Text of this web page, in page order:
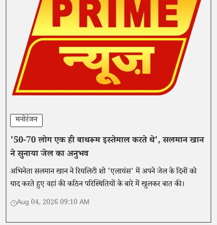
मनोरंजन
'50-70 लोग एक ही बाथरूम इस्तेमाल करते थे', सलमान खान
ने सुनाया जेल का अनुभव
अभिनेता सलमान खान ने रियलिटी शो 'एलायंस' में अपने जेल के दिनों को
याद करते हुए वहां की कठिन परिस्थितियों के बारे में खुलकर बात की।
Aug 04, 2026 09:10 AM